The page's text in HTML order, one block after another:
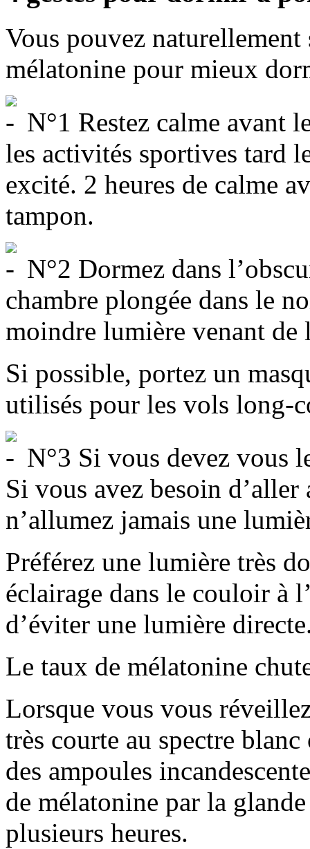
Vous pouvez
mélatonine pour mieux
N°1 Restez calme avant
les activités sportives tard
excité. 2 heures de calme
tampon.
N°2 Dormez dans
chambre plongée dans le
moindre lumière venant de
Si possible, portez un
utilisés pour les vols long-
N°3 Si vous devez vous
Si vous avez besoin
n’allumez jamais une
Préférez une lumière très
éclairage dans le couloir à
d’éviter une lumière
Le taux de mélatonine
Lorsque vous vous
très courte au spectre
des ampoules
de mélatonine par la
plusieurs heures.